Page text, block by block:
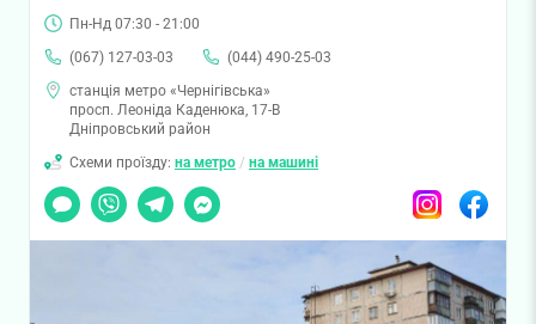
Пн-Нд 07:30 - 21:00
(067) 127-03-03
(044) 490-25-03
станція метро «Чернігівська»
просп. Леоніда Каденюка, 17-В
Дніпровський район
Схеми проїзду: на метро / на машині
Чат
Viber TelegramMessenger InstagramFacebook